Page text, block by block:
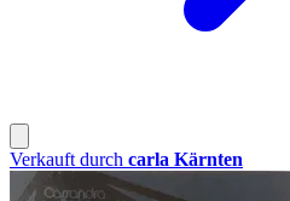
Verkauft durch carla Kärnten